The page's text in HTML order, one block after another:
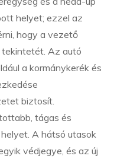
helyet; ezzel az
hogy a vezető
Az autó
a kormánykerék és
biztosít.
tágas és
A hátsó utasok
védjegye, és az új